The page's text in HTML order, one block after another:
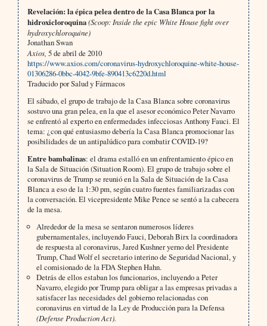
Revelación: la épica pelea dentro de la Casa Blanca por la
hidroxicloroquina(Scoop: Inside the epic White House fight over
hydroxychloroquine)
Jonathan Swan
Axios, 5 de abril de 2010
https://www.axios.com/coronavirus-hydroxychloroquine-white-house-
01306286-0bbc-4042-9bfe-890413c6220d.html
Traducido por Salud y Fármacos
El sábado, el grupo de trabajo de la Casa Blanca sobre coronavirus
sostuvo una gran pelea, en la que el asesor económico Peter Navarro
se enfrentó al experto en enfermedades infecciosas Anthony Fauci. El
tema: ¿con qué entusiasmo debería la Casa Blanca promocionar las
posibilidades de un antipalúdico para combatir COVID-19?
Entre bambalinas: el drama estalló en un enfrentamiento épico en
la Sala de Situación (Situation Room). El grupo de trabajo sobre el
coronavirus de Trump se reunió en la Sala de Situación de la Casa
Blanca a eso de la 1:30 pm, según cuatro fuentes familiarizadas con
la conversación. El vicepresidente Mike Pence se sentó a la cabecera
de la mesa.
Alrededor de la mesa se sentaron numerosos líderes
gubernamentales, incluyendo Fauci, Deborah Birx la coordinadora
de respuesta al coronavirus, Jared Kushner yerno del Presidente
Trump, Chad Wolf el secretario interino de Seguridad Nacional, y
el comisionado de la FDA Stephen Hahn.
Detrás de ellos estaban los funcionarios, incluyendo a Peter
Navarro, elegido por Trump para obligar a las empresas privadas a
satisfacer las necesidades del gobierno relacionadas con
coronavirus en virtud de la Ley de Producción para la Defensa
(Defense Production Act).